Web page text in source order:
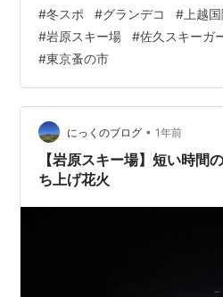
念公園 冬スポ＠幕張メッセ 冬ス
ツをする人なら知っている人も
ー・スノーボード用品、そして
販売イベントです。どちらも通
ため、たくさんの人が集まりま
ー場のブースではSNSをフォロ
#冬スポ #グランデコ # 上越
#岩原スキー場 #佐久スキーガ
#東京蚤の市
にっくのブログ • 1年前
【岩原スキー場】短い時間
ち上げ花火